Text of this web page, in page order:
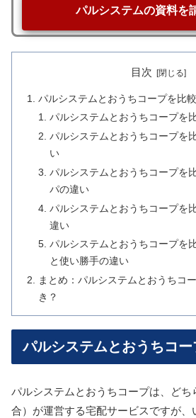
パルシステムの資料を
目次
パルシステムとおうちコープを比較
パルシステムとおうちコープを
パルシステムとおうちコープを
い
パルシステムとおうちコープを
パの違い
パルシステムとおうちコープを
違い
パルシステムとおうちコープを
と使い勝手の違い
まとめ：パルシステムとおうちコ
き？
パルシステムとおうちコー
パルシステムとおうちコープは、どち
合）が運営する宅配サービスですが、